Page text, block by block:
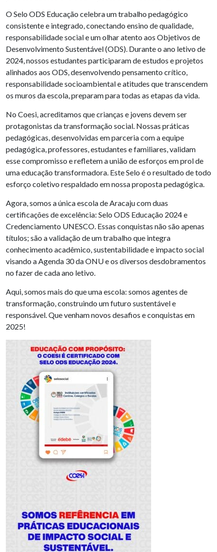
O Selo ODS Educação celebra um trabalho pedagógico
consistente e integrado, conectando ensino de qualidade,
responsabilidade social e um olhar atento aos Objetivos de
Desenvolvimento Sustentável (ODS). Durante o ano letivo de
2024, nossos estudantes participaram de estudos e projetos
alinhados aos ODS, desenvolvendo pensamento crítico,
responsabilidade socioambiental e atitudes que transcendem
os muros da escola, preparam para todas as etapas da vida.
No Coesi, acreditamos que crianças e jovens devem ser
protagonistas da transformação social. Nossas práticas
pedagógicas, desenvolvidas em parceria com a equipe
pedagógica, professores, estudantes e familiares, validam
esse compromisso e refletem a união de esforços em prol de
uma educação transformadora. Este Selo é o resultado de todo
esforço coletivo respaldado em nossa proposta pedagógica.
Agora, somos a única escola de Aracaju com duas
certificações de excelência: Selo ODS Educação 2024 e
Credenciamento UNESCO. Essas conquistas não são apenas
títulos; são a validação de um trabalho que integra
conhecimento acadêmico, sustentabilidade e impacto social
visando a Agenda 30 da ONU e os diversos desdobramentos
no fazer de cada ano letivo.
Aqui, somos mais do que uma escola: somos agentes de
transformação, construindo um futuro sustentável e
responsável. Que venham novos desafios e conquistas em
2025!